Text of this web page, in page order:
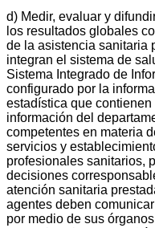
d) Medir, evaluar y
los resultados globales
de la asistencia sanitaria
integran el sistema de
Sistema Integrado de
configurado por la
estadística que
información del
competentes en materia
servicios y
profesionales sanitarios,
decisiones
atención sanitaria
agentes deben
por medio de sus